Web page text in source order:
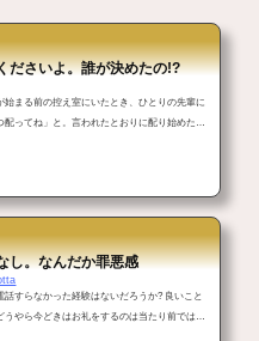
ださいよ。誰が決めたの!?
まる前の控え室にいたとき、ひとりの先輩に
配ってね」と。言われたとおりに配り始めた。
して!」Sの顔はニコニコしながらも引きつっ
し。なんだか罪悪感
すらなかった経験はないだろうか? 良いこと
うやら今どきはお礼をするのは当たり前ではな